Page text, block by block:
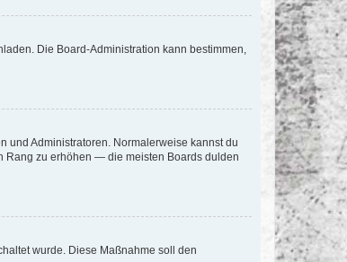
Die Board-Administration kann bestimmen,
und Administratoren. Normalerweise kannst du
Rang zu erhöhen — die meisten Boards dulden
wurde. Diese Maßnahme soll den